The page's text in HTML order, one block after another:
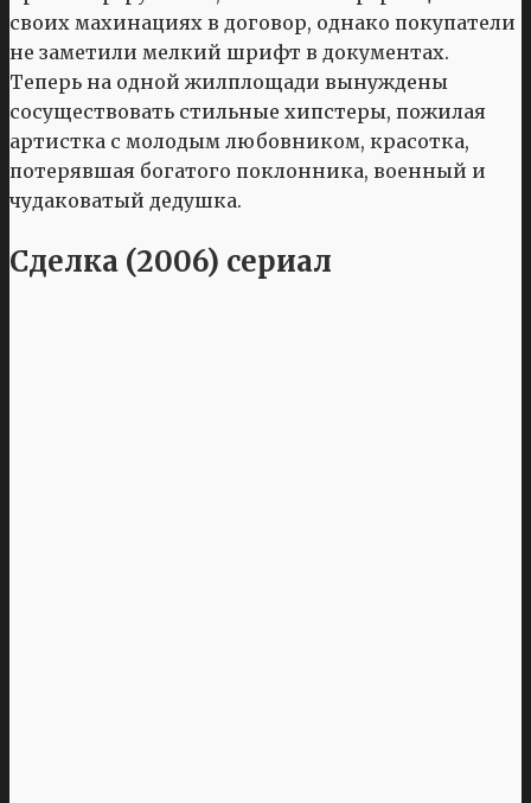
своих махинациях в договор, однако покупатели
не заметили мелкий шрифт в документах.
Теперь на одной жилплощади вынуждены
сосуществовать стильные хипстеры, пожилая
артистка с молодым любовником, красотка,
потерявшая богатого поклонника, военный и
чудаковатый дедушка.
Сделка (2006) сериал